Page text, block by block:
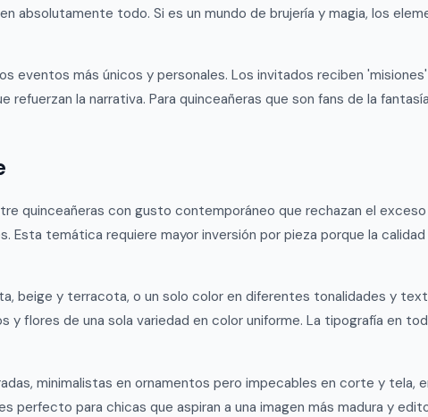
absolutamente todo. Si es un mundo de brujería y magia, los
más únicos y personales. Los invitados reciben
la narrativa. Para quinceañeras que son fans de la
quinceañeras con gusto contemporáneo que rechazan el exceso
temática requiere mayor inversión por pieza porque la
beige y terracota, o un solo color en diferentes tonalidades y
flores de una sola variedad en color uniforme. La tipografía en
minimalistas en ornamentos pero impecables en corte y tela,
perfecto para chicas que aspiran a una imagen más madura y